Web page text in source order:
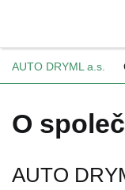
AUTO DRYML a.s.
O
AUTO